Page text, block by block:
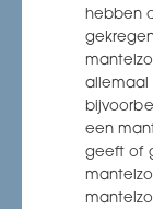
hebben
allemaal
een
geeft of